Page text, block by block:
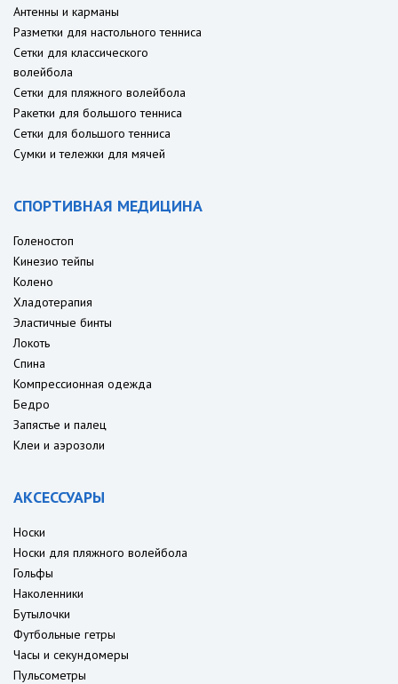
Антенны и карманы
Разметки для настольного тенниса
Сетки для классического
волейбола
Сетки для пляжного волейбола
Ракетки для большого тенниса
Сетки для большого тенниса
Сумки и тележки для мячей
СПОРТИВНАЯ МЕДИЦИНА
Голеностоп
Кинезио тейпы
Колено
Хладотерапия
Эластичные бинты
Локоть
Спина
Компрессионная одежда
Бедро
Запястье и палец
Клеи и аэрозоли
АКСЕССУАРЫ
Носки
Носки для пляжного волейбола
Гольфы
Наколенники
Бутылочки
Футбольные гетры
Часы и секундомеры
Пульсометры